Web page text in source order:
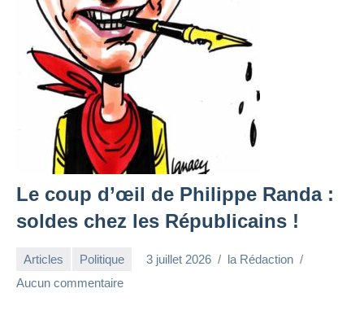
Le coup d’œil de Philippe Randa :
soldes chez les Républicains !
Articles Politique 3 juillet 2026
la Rédaction
Aucun commentaire